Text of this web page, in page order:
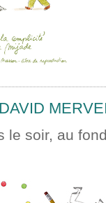
le soir, au